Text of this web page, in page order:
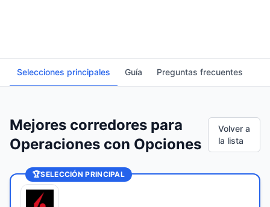
Selecciones principales Guía Preguntas frecuentes
Mejores corredores para
Operaciones con Opciones
Volver a
la lista
🏆SELECCIÓN PRINCIPAL